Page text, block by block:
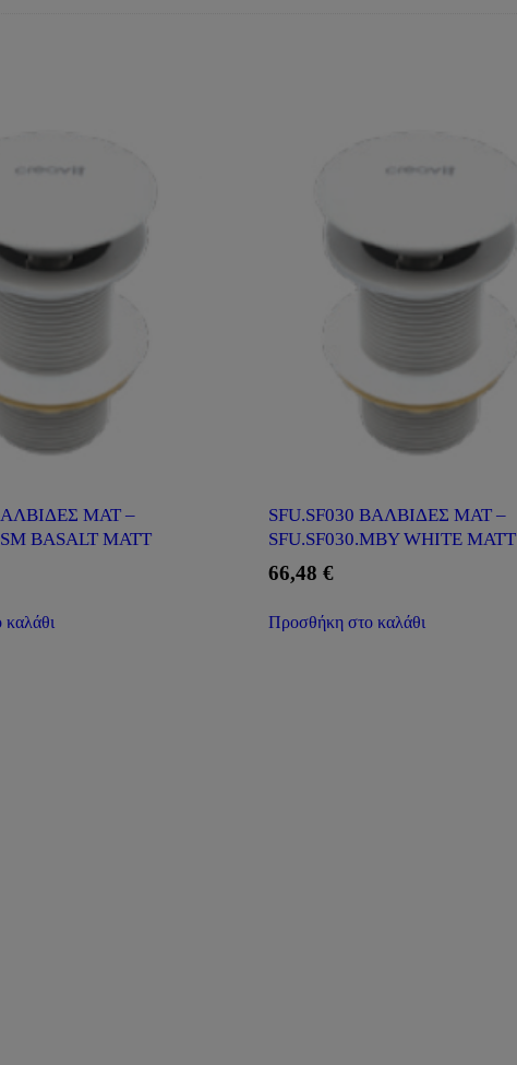
ΜΑΤ –
BASALT MATT
SFU.SF030 ΒΑΛΒΙΔΕΣ ΜΑΤ –
SFU.SF030.MBY WHITE MATT
66,48 €
Προσθήκη στο καλάθι